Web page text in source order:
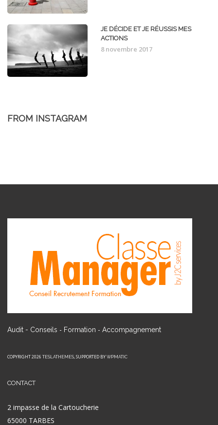
JE DÉCIDE ET JE RÉUSSIS MES
ACTIONS
8 novembre 2017
FROM INSTAGRAM
Audit - Conseils - Formation - Accompagnement
COPYRIGHT 2026 TESLATHEMES, SUPPORTED BY WPMATIC
CONTACT
2 impasse de la Cartoucherie
65000 TARBES